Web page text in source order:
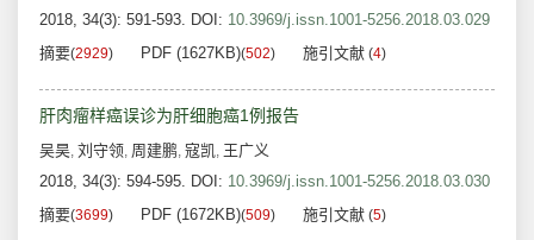
2018, 34(3): 591-593. DOI: 10.3969/j.issn.1001-5256.2018.03.029
摘要(2929) PDF (1627KB)(502) 施引文献 (4)
肝肉瘤样癌误诊为肝细胞癌1例报告
吴昊, 刘守领, 周建鹏, 寇凯, 王广义
2018, 34(3): 594-595. DOI: 10.3969/j.issn.1001-5256.2018.03.030
摘要(3699) PDF (1672KB)(509) 施引文献 (5)